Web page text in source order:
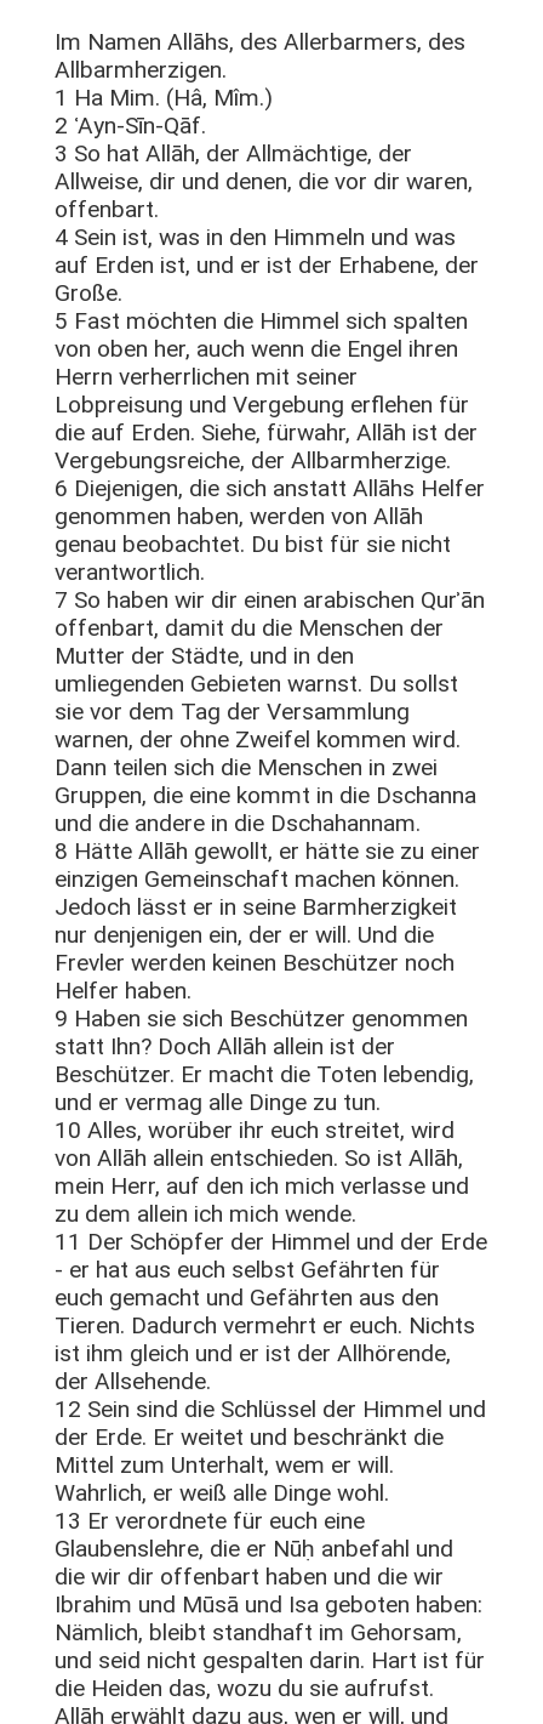
Im Namen Allāhs, des Allerbarmers, des
Allbarmherzigen.
1 Ha Mim. (Hâ, Mîm.)
2 ʿAyn-Sīn-Qāf.
3 So hat Allāh, der Allmächtige, der
Allweise, dir und denen, die vor dir waren,
offenbart.
4 Sein ist, was in den Himmeln und was
auf Erden ist, und er ist der Erhabene, der
Große.
5 Fast möchten die Himmel sich spalten
von oben her, auch wenn die Engel ihren
Herrn verherrlichen mit seiner
Lobpreisung und Vergebung erflehen für
die auf Erden. Siehe, fürwahr, Allāh ist der
Vergebungsreiche, der Allbarmherzige.
6 Diejenigen, die sich anstatt Allāhs Helfer
genommen haben, werden von Allāh
genau beobachtet. Du bist für sie nicht
verantwortlich.
7 So haben wir dir einen arabischen Qurʾān
offenbart, damit du die Menschen der
Mutter der Städte, und in den
umliegenden Gebieten warnst. Du sollst
sie vor dem Tag der Versammlung
warnen, der ohne Zweifel kommen wird.
Dann teilen sich die Menschen in zwei
Gruppen, die eine kommt in die Dschanna
und die andere in die Dschahannam.
8 Hätte Allāh gewollt, er hätte sie zu einer
einzigen Gemeinschaft machen können.
Jedoch lässt er in seine Barmherzigkeit
nur denjenigen ein, der er will. Und die
Frevler werden keinen Beschützer noch
Helfer haben.
9 Haben sie sich Beschützer genommen
statt Ihn? Doch Allāh allein ist der
Beschützer. Er macht die Toten lebendig,
und er vermag alle Dinge zu tun.
10 Alles, worüber ihr euch streitet, wird
von Allāh allein entschieden. So ist Allāh,
mein Herr, auf den ich mich verlasse und
zu dem allein ich mich wende.
11 Der Schöpfer der Himmel und der Erde
- er hat aus euch selbst Gefährten für
euch gemacht und Gefährten aus den
Tieren. Dadurch vermehrt er euch. Nichts
ist ihm gleich und er ist der Allhörende,
der Allsehende.
12 Sein sind die Schlüssel der Himmel und
der Erde. Er weitet und beschränkt die
Mittel zum Unterhalt, wem er will.
Wahrlich, er weiß alle Dinge wohl.
13 Er verordnete für euch eine
Glaubenslehre, die er Nūḥ anbefahl und
die wir dir offenbart haben und die wir
Ibrahim und Mūsā und Isa geboten haben:
Nämlich, bleibt standhaft im Gehorsam,
und seid nicht gespalten darin. Hart ist für
die Heiden das, wozu du sie aufrufst.
Allāh erwählt dazu aus, wen er will, und